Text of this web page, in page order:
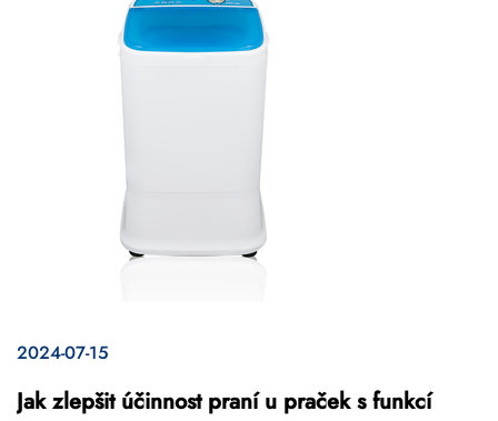
2024-07-15
Jak zlepšit účinnost praní u praček s funkcí